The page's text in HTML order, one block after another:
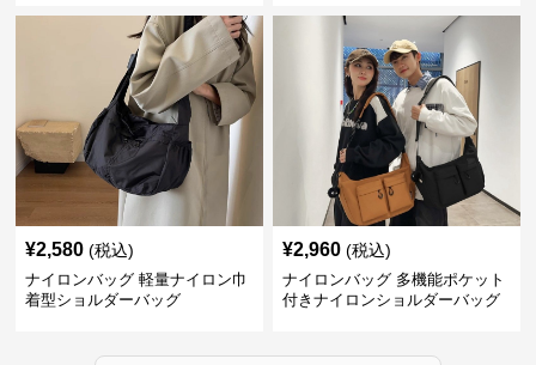
¥2,580 (税込)
ナイロンバッグ 軽量ナイロン巾
着型ショルダーバッグ
¥2,960 (税込)
ナイロンバッグ 多機能ポケット
付きナイロンショルダーバッグ